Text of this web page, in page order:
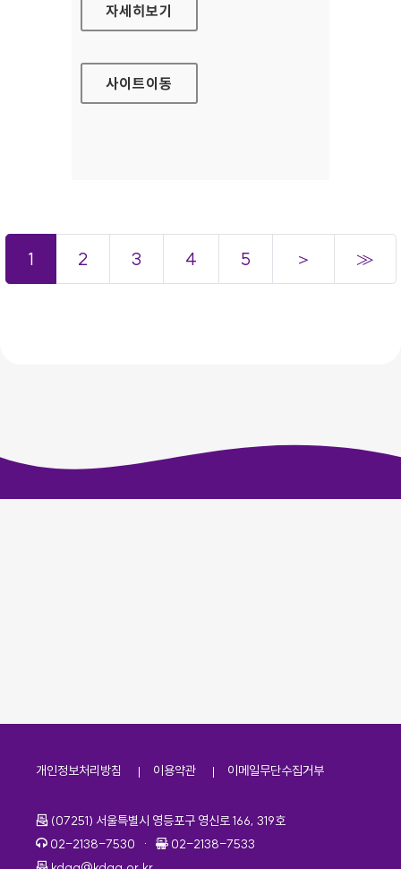
여신금융협회 소비자지원센터
자세히보기
사이트이동
1 2 3 4 5 ＞ ≫
개인정보처리방침 이용약관 이메일무단수집거부
주소
(07251) 서울특별시 영등포구 영신로 166, 319호
전화번호
02-2138-7530 · 팩스번호
02-2138-7533